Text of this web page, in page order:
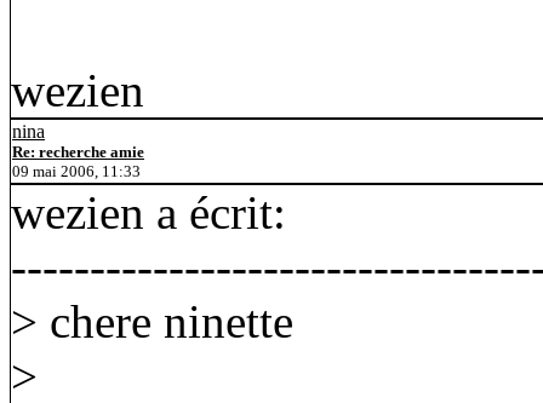
wezien
nina
Re: recherche amie
09 mai 2006, 11:33
wezien a écrit:
> chere ninette
>